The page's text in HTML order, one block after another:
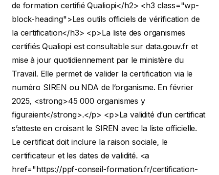
de formation certifié Qualiopi</h2> <h3 class="wp-
block-heading">Les outils officiels de vérification de
la certification</h3> <p>La liste des organismes
certifiés Qualiopi est consultable sur data.gouv.fr et
mise à jour quotidiennement par le ministère du
Travail. Elle permet de valider la certification via le
numéro SIREN ou NDA de l’organisme. En février
2025, <strong>45 000 organismes y
figuraient</strong>.</p> <p>La validité d’un certificat
s’atteste en croisant le SIREN avec la liste officielle.
Le certificat doit inclure la raison sociale, le
certificateur et les dates de validité. <a
href="https://ppf-conseil-formation.fr/certification-